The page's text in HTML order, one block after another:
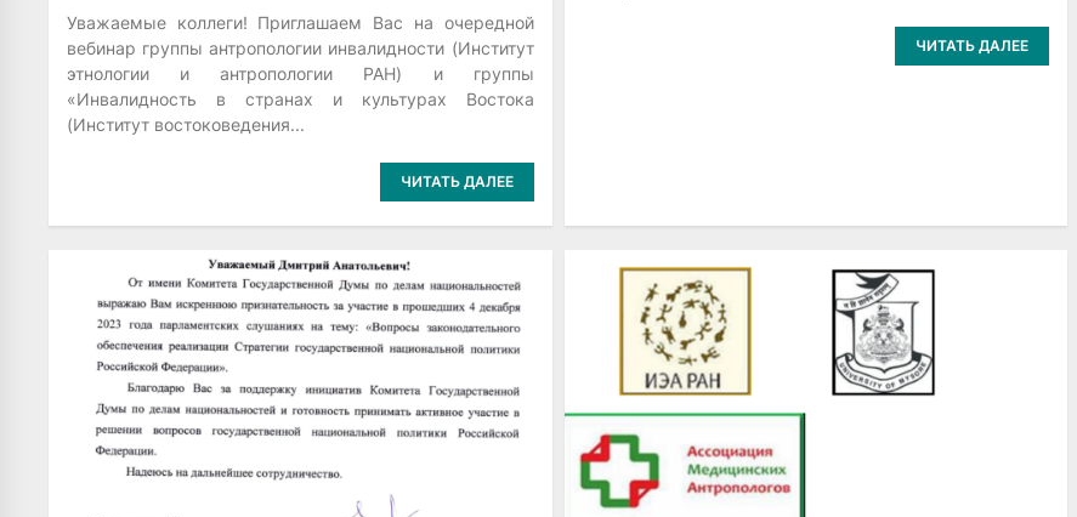
Уважаемые коллеги! Приглашаем Вас на очередной
вебинар группы антропологии инвалидности (Институт
этнологии и антропологии РАН) и группы
«Инвалидность в странах и культурах Востока
(Институт востоковедения...
ЧИТАТЬ ДАЛЕЕ
ЧИТАТЬ ДАЛЕЕ